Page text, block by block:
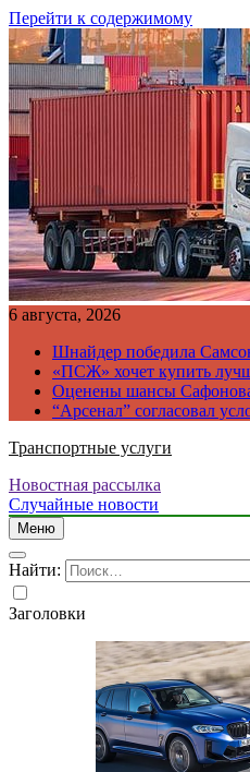
Перейти к содержимому
6 августа, 2026
Шнайдер победила
«ПСЖ» хочет купить
Оценены шансы
“Арсенал” согласовал
Транспортные услуги
Новостная рассылка
Случайные новости
Меню
Найти:
Заголовки